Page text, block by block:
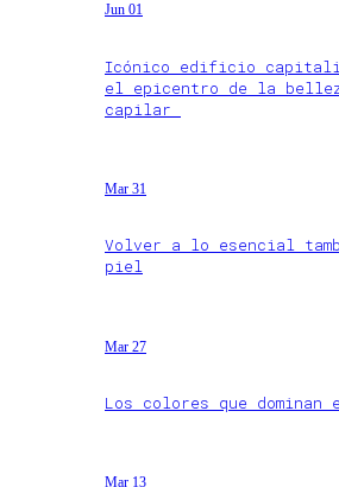
Jun 01
Icónico edificio
el epicentro de la
capilar
Mar 31
Volver a lo esencial
piel
Mar 27
Los colores que dominan
Mar 13